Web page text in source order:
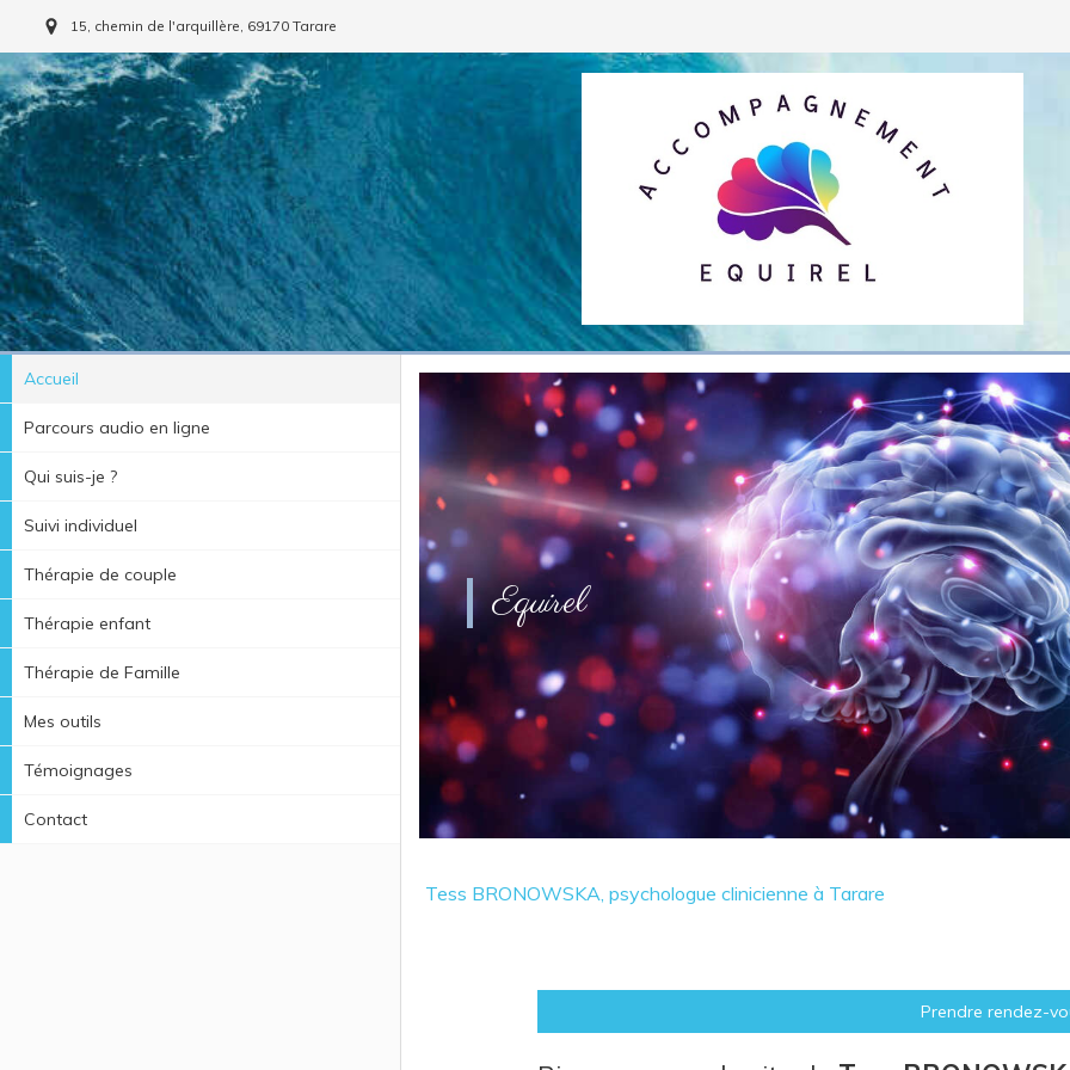
15, chemin de l'arquillère, 69170 Tarare
Accueil
Parcours audio en ligne
Qui suis-je ?
Suivi individuel
Thérapie de couple
Thérapie enfant
Thérapie de Famille
Mes outils
Témoignages
Contact
Equirel
Tess BRONOWSKA, psychologue clinicienne à Tarare
Prendre rendez-